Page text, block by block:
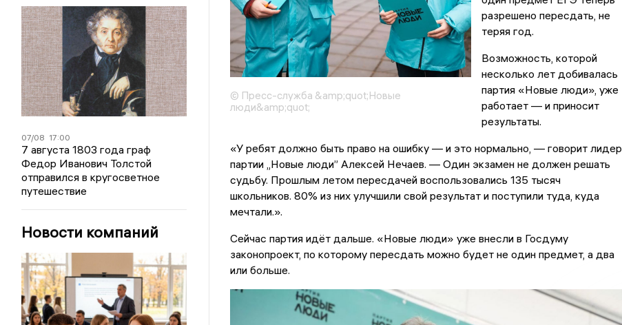
07/08 17:00
7 августа 1803 года граф
Федор Иванович Толстой
отправился в кругосветное
путешествие
Новости компаний
© Пресс-служба &amp;quot;Новые
люди&amp;quot;
разрешено пересдать, не
теряя год.
Возможность, которой
несколько лет добивалась
партия «Новые люди», уже
работает — и приносит
результаты.
«У ребят должно быть право на ошибку — и это нормально, — говорит лидер
партии „Новые люди” Алексей Нечаев. — Один экзамен не должен решать
судьбу. Прошлым летом пересдачей воспользовались 135 тысяч
школьников. 80% из них улучшили свой результат и поступили туда, куда
мечтали.».
Сейчас партия идёт дальше. «Новые люди» уже внесли в Госдуму
законопроект, по которому пересдать можно будет не один предмет, а два
или больше.